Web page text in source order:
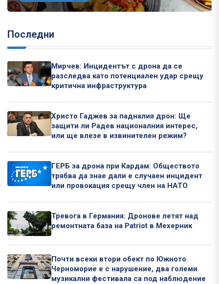
Последни
Мирчев: Инцидентът с дрона да се
разследва като потенциален удар срещу
критична инфраструктура
Христо Гаджев за падналия дрон: Ще
защити ли Радев националния интерес,
или ще влезе в извинителен режим?
ГЕРБ за дрона при Кардам: Обществото
трябва да знае дали е случаен инцидент
или провокация срещу член на НАТО
Тревога в Германия: Дронове летят над
ремонтната база на Patriot в Мехерник
Почти всеки втори обект по Южното
Черноморие е с нарушение, два големи
музикални фестивала са под наблюдение